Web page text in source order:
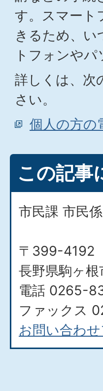
す。スマート
きるため、い
トフォンや
詳しくは、次
さい。
個人の方の
この記事
市民課 市民係
〒399-4192
長野県駒ヶ
電話 0265-
ファックス
お問い合わ